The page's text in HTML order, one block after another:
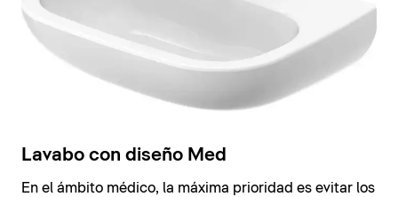
Lavabo con diseño Med
En el ámbito médico, la máxima prioridad es evitar los